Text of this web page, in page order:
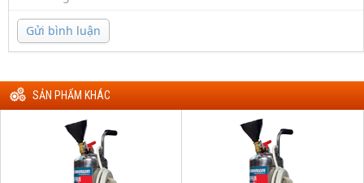
Gửi bình luận
SẢN PHẨM KHÁC